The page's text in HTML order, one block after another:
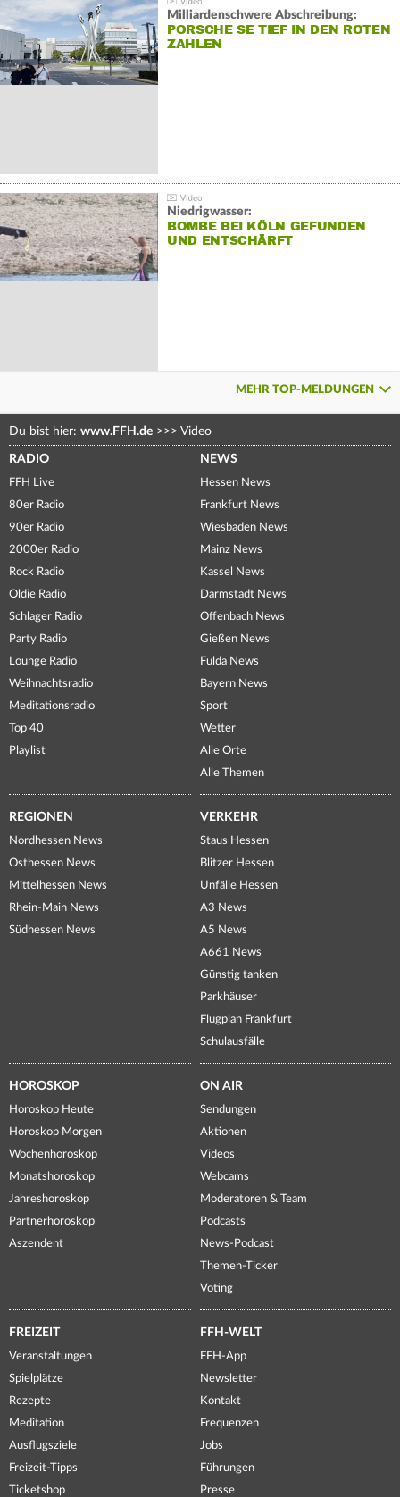
Milliardenschwere Abschreibung:
PORSCHE SE TIEF IN DEN ROTEN
ZAHLEN
Niedrigwasser:
BOMBE BEI KÖLN GEFUNDEN
UND ENTSCHÄRFT
MEHR TOP-MELDUNGEN
Du bist hier: www.FFH.de >>> Video
RADIO
FFH Live
80er Radio
90er Radio
2000er Radio
Rock Radio
Oldie Radio
Schlager Radio
Party Radio
Lounge Radio
Weihnachtsradio
Meditationsradio
Top 40
Playlist
NEWS
Hessen News
Frankfurt News
Wiesbaden News
Mainz News
Kassel News
Darmstadt News
Offenbach News
Gießen News
Fulda News
Bayern News
Sport
Wetter
Alle Orte
Alle Themen
REGIONEN
Nordhessen News
Osthessen News
Mittelhessen News
Rhein-Main News
Südhessen News
VERKEHR
Staus Hessen
Blitzer Hessen
Unfälle Hessen
A3 News
A5 News
A661 News
Günstig tanken
Parkhäuser
Flugplan Frankfurt
Schulausfälle
HOROSKOP
Horoskop Heute
Horoskop Morgen
Wochenhoroskop
Monatshoroskop
Jahreshoroskop
Partnerhoroskop
Aszendent
ON AIR
Sendungen
Aktionen
Videos
Webcams
Moderatoren & Team
Podcasts
News-Podcast
Themen-Ticker
Voting
FREIZEIT
Veranstaltungen
Spielplätze
Rezepte
Meditation
Ausflugsziele
Freizeit-Tipps
Ticketshop
FFH-WELT
FFH-App
Newsletter
Kontakt
Frequenzen
Jobs
Führungen
Presse